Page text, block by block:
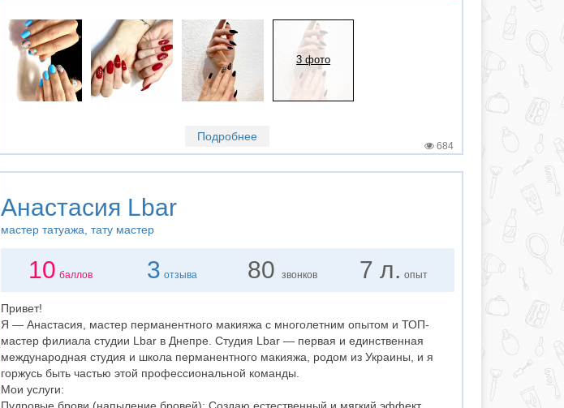
3 фото
Подробнее
684
Анастасия Lbar
мастер татуажа , тату мастер
10 баллов 3 отзыва 80звонков 7 л. опыт
Привет!
Я — Анастасия, мастер перманентного макияжа с многолетним опытом и ТОП-
мастер филиала студии Lbar в Днепре. Студия Lbar — первая и единственная
международная студия и школа перманентного макияжа, родом из Украины, и я
горжусь быть частью этой профессиональной команды.
Мои услуги: